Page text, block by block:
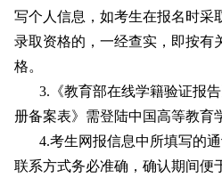
写个人信息，如考生在报名时采
录取资格的，一经查实，即按有
格。
3. 《教育部在线学籍验证报
册备案表》需登陆中国高等教育
4.考生网报信息中所填写的
联系方式务必准确，确认期间便